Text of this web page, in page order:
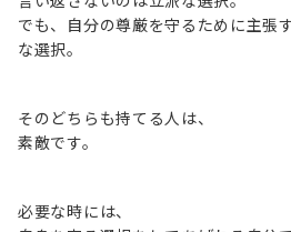
でも、自分の尊厳を守るために主張
な選択。
そのどちらも持てる人は、
素敵です。
必要な時には、